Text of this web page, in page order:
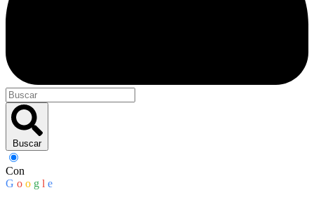
Buscar
Con
G o o g l e